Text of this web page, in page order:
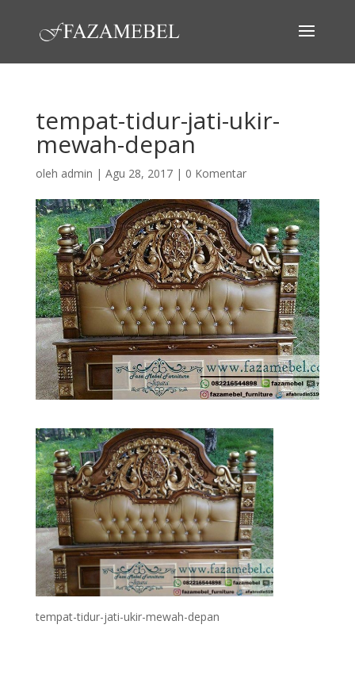
tempat-tidur-jati-ukir-
mewah-depan
oleh admin | Agu 28, 2017| 0 Komentar
tempat-tidur-jati-ukir-mewah-depan